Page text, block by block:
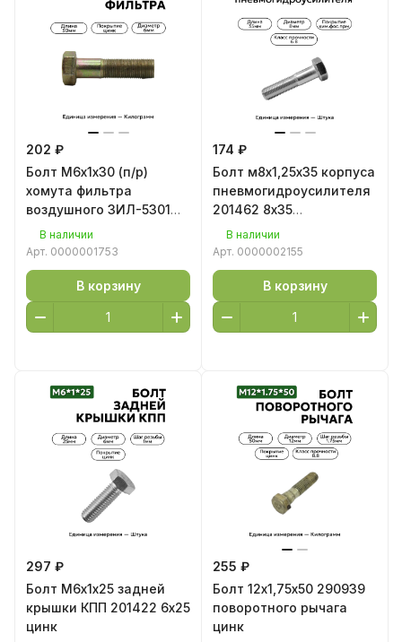
202 ₽
Болт М6х1х30 (п/р)
хомута фильтра
воздушного ЗИЛ-5301
201424 6х30 цинк
В наличии
Арт. 0000001753
В корзину
174 ₽
Болт м8х1,25х35 корпуса
пневмогидроусилителя
201462 8х35
хим.фос.прм
В наличии
Арт. 0000002155
В корзину
297 ₽
Болт М6х1х25 задней
крышки КПП 201422 6х25
цинк
255 ₽
Болт 12х1,75х50 290939
поворотного рычага
цинк